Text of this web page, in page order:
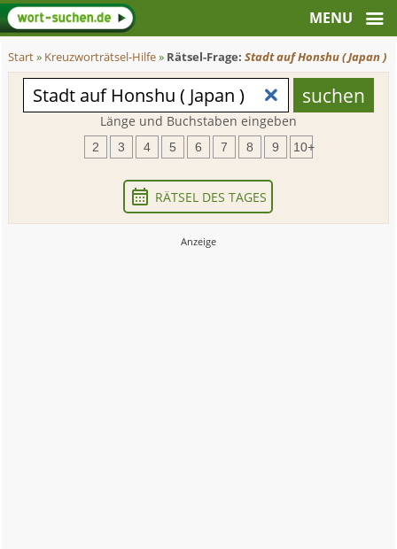
Start» Kreuzworträtsel-Hilfe» Rätsel-Frage:Stadt auf Honshu ( Japan )
Länge und Buchstaben eingeben
2 3 4 5 6 7 8 9 10+
RÄTSEL DES TAGES